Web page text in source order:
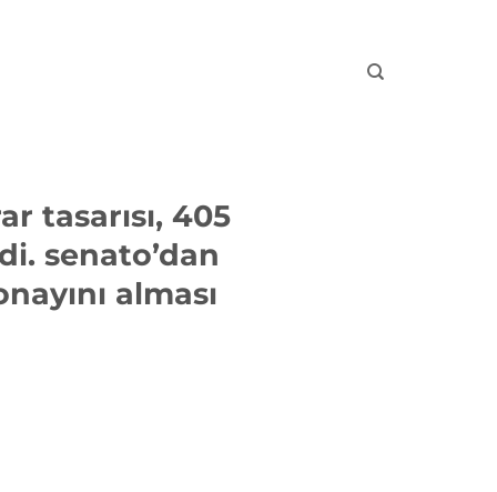
tasarısı, 405
senato’dan
alması